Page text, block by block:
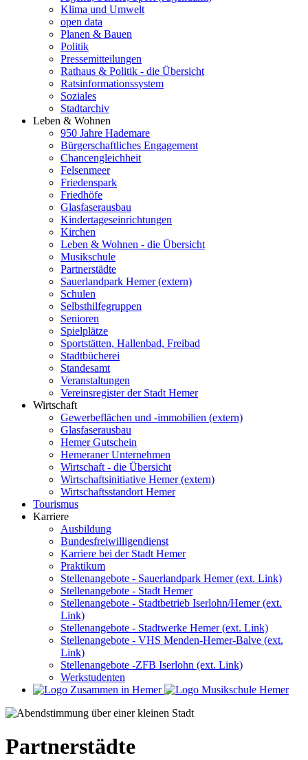
Klima und Umwelt
open data
Planen & Bauen
Politik
Pressemitteilungen
Rathaus & Politik - die Übersicht
Ratsinformationssystem
Soziales
Stadtarchiv
Leben & Wohnen
950 Jahre Hademare
Bürgerschaftliches Engagement
Chancengleichheit
Felsenmeer
Friedenspark
Friedhöfe
Glasfaserausbau
Kindertageseinrichtungen
Kirchen
Leben & Wohnen - die Übersicht
Musikschule
Partnerstädte
Sauerlandpark Hemer (extern)
Schulen
Selbsthilfegruppen
Senioren
Spielplätze
Sportstätten, Hallenbad, Freibad
Stadtbücherei
Standesamt
Veranstaltungen
Vereinsregister der Stadt Hemer
Wirtschaft
Gewerbeflächen und -immobilien (extern)
Glasfaserausbau
Hemer Gutschein
Hemeraner Unternehmen
Wirtschaft - die Übersicht
Wirtschaftsinitiative Hemer (extern)
Wirtschaftsstandort Hemer
Tourismus
Karriere
Ausbildung
Bundesfreiwilligendienst
Karriere bei der Stadt Hemer
Praktikum
Stellenangebote - Sauerlandpark Hemer (ext. Link)
Stellenangebote - Stadt Hemer
Stellenangebote - Stadtbetrieb Iserlohn/Hemer (ext.
Link)
Stellenangebote - Stadtwerke Hemer (ext. Link)
Stellenangebote - VHS Menden-Hemer-Balve (ext.
Link)
Stellenangebote -ZFB Iserlohn (ext. Link)
Werkstudenten
Partnerstädte